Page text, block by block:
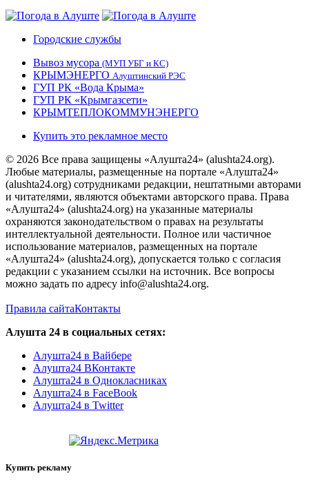
Городские службы
Вывоз мусора (МУП УБГ и КС)
КРЫМЭНЕРГО Алуштинский РЭС
ГУП РК «Вода Крыма»
ГУП РК «Крымгазсети»
КРЫМТЕПЛОКОММУНЭНЕРГО
Купить это рекламное место
© 2026 Все права защищены «Алушта24» (alushta24.org).
Любые материалы, размещенные на портале «Алушта24»
(alushta24.org) сотрудниками редакции, нештатными авторами
и читателями, являются объектами авторского права. Права
«Алушта24» (alushta24.org) на указанные материалы
охраняются законодательством о правах на результаты
интеллектуальной деятельности. Полное или частичное
использование материалов, размещенных на портале
«Алушта24» (alushta24.org), допускается только с согласия
редакции с указанием ссылки на источник. Все вопросы
можно задать по адресу info@alushta24.org.
Правила сайтаКонтакты
Алушта 24 в социальных сетях:
Алушта24 в Вайбере
Алушта24 ВКонтакте
Алушта24 в Однокласниках
Алушта24 в FaceBook
Алушта24 в Twitter
Купить рекламу